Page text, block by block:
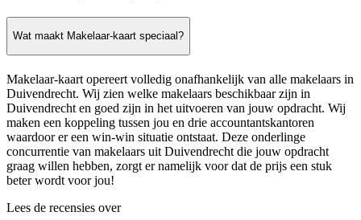
Wat maakt Makelaar-kaart speciaal?
Makelaar-kaart opereert volledig onafhankelijk van alle makelaars in
Duivendrecht. Wij zien welke makelaars beschikbaar zijn in
Duivendrecht en goed zijn in het uitvoeren van jouw opdracht. Wij
maken een koppeling tussen jou en drie accountantskantoren
waardoor er een win-win situatie ontstaat. Deze onderlinge
concurrentie van makelaars uit Duivendrecht die jouw opdracht
graag willen hebben, zorgt er namelijk voor dat de prijs een stuk
beter wordt voor jou!
Lees de recensies over